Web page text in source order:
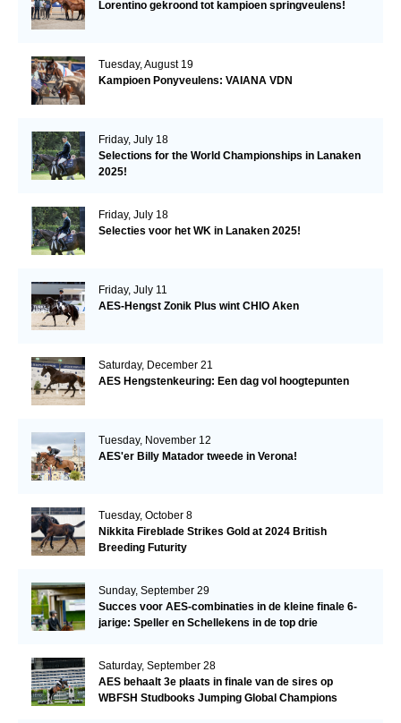
Lorentino gekroond tot kampioen springveulens!
Tuesday, August 19
Kampioen Ponyveulens: VAIANA VDN
Friday, July 18
Selections for the World Championships in Lanaken
2025!
Friday, July 18
Selecties voor het WK in Lanaken 2025!
Friday, July 11
AES-Hengst Zonik Plus wint CHIO Aken
Saturday, December 21
AES Hengstenkeuring: Een dag vol hoogtepunten
Tuesday, November 12
AES'er Billy Matador tweede in Verona!
Tuesday, October 8
Nikkita Fireblade Strikes Gold at 2024 British
Breeding Futurity
Sunday, September 29
Succes voor AES-combinaties in de kleine finale 6-
jarige: Speller en Schellekens in de top drie
Saturday, September 28
AES behaalt 3e plaats in finale van de sires op
WBFSH Studbooks Jumping Global Champions